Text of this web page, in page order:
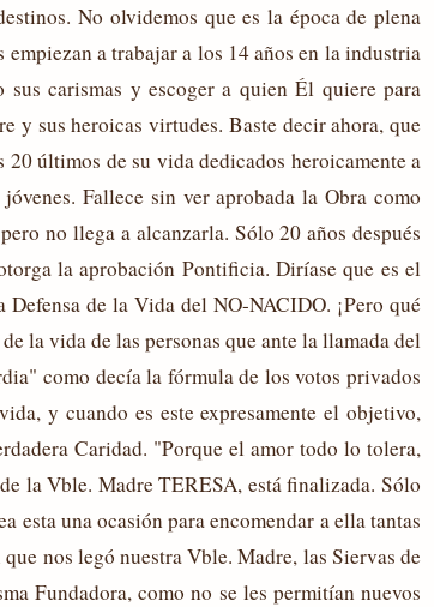
No olvidemos que es la época de plena
a trabajar a los 14 años en la industria
carismas y escoger a quien Él quiere para
y sus heroicas virtudes. Baste decir ahora, que
últimos de su vida dedicados heroicamente a
Fallece sin ver aprobada la Obra como
no llega a alcanzarla. Sólo 20 años después
la aprobación Pontificia. Diríase que es el
de la Vida del NO-NACIDO. ¡Pero qué
la vida de las personas que ante la llamada del
como decía la fórmula de los votos privados
y cuando es este expresamente el objetivo,
Caridad. "Porque el amor todo lo tolera,
la Vble. Madre TERESA, está finalizada. Sólo
esta una ocasión para encomendar a ella tantas
nos legó nuestra Vble. Madre, las Siervas de
Fundadora, como no se les permitían nuevos